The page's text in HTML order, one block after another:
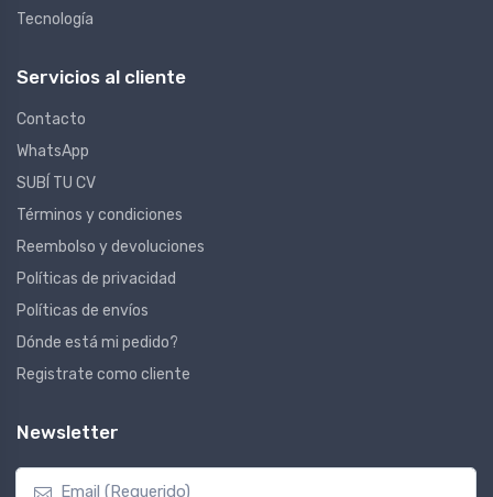
Tecnología
Servicios al cliente
Contacto
WhatsApp
SUBÍ TU CV
Términos y condiciones
Reembolso y devoluciones
Políticas de privacidad
Políticas de envíos
Dónde está mi pedido?
Registrate como cliente
Newsletter